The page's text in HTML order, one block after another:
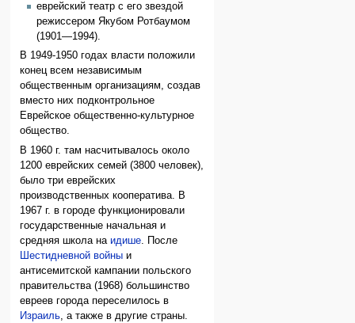
еврейский театр с его звездой
режиссером Якубом Ротбаумом
(1901—1994).
В 1949-1950 годах власти положили
конец всем независимым
общественным организациям, создав
вместо них подконтрольное
Еврейское общественно-культурное
общество.
В 1960 г. там насчитывалось около
1200 еврейских семей (3800 человек),
было три еврейских
производственных кооператива. В
1967 г. в городе функционировали
государственные начальная и
средняя школа наидише. После
Шестидневной войны и
антисемитской кампании польского
правительства (1968) большинство
евреев города переселилось в
Израиль, а также в другие страны.